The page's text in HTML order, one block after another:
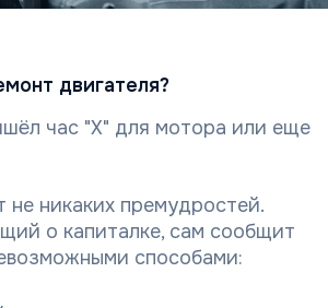
двигателя?
час "Х" для мотора или еще
не никаких премудростей.
о капиталке, сам сообщит
способами: